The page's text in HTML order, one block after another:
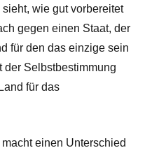
wie gut vorbereitet
gegen einen Staat, der
für den das einzige sein
der Selbstbestimmung
für das
einen Unterschied